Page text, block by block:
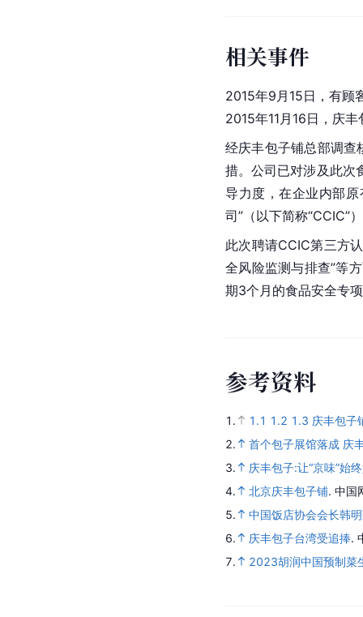
相关事件
2015年9月15日，有顾
2015年11月16日，庆
经庆丰包子铺总部调查
措。公司已对涉及此次
导力度，在企业内部
司”（以下简称“CCIC”
此次聘请CCIC第三方
全风险监测与排查”等
期3个月的食品安全专
参考资料
1. 1.1 1.2 1.3 庆丰包子
2.
首个包子展馆落成 庆
3.
庆丰包子:让“京味”始
4.
北京庆丰包子铺. 中国
5.
中国饭店协会会长韩
6.
庆丰包子台湾受追捧.
7.
2023胡润中国预制菜